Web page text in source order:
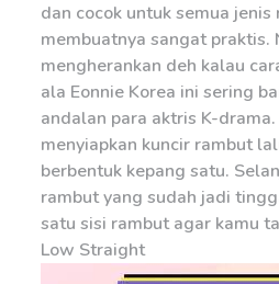
dan cocok untuk semua jenis
membuatnya sangat praktis.
mengherankan deh kalau
ala Eonnie Korea ini sering
andalan para aktris K-
menyiapkan kuncir rambut
berbentuk kepang satu.
rambut yang sudah jadi
satu sisi rambut agar kamu
Low Straight